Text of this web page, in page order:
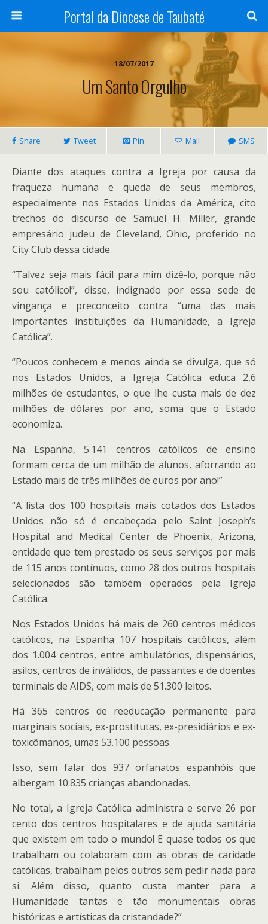
Portal da Diocese de Taubaté
18/07/2017
Um Santo Orgulho
Share Tweet Pin Mail SMS
Diante dos ataques contra a Igreja por causa da
fraqueza humana e queda de seus membros,
especialmente nos Estados Unidos da América, cito
trechos do discurso de Samuel H. Miller, grande
empresário judeu de Cleveland, Ohio, proferido no
City Club dessa cidade.
“Talvez seja mais fácil para mim dizê-lo, porque não
sou católico!”, disse, indignado por essa sede de
vingança e preconceito contra “uma das mais
importantes instituições da Humanidade, a Igreja
Católica”.
“Poucos conhecem e menos ainda se divulga, que só
nos Estados Unidos, a Igreja Católica educa 2,6
milhões de estudantes, o que lhe custa mais de dez
milhões de dólares por ano, soma que o Estado
economiza.
Na Espanha, 5.141 centros católicos de ensino
formam cerca de um milhão de alunos, aforrando ao
Estado mais de três milhões de euros por ano!”
“A lista dos 100 hospitais mais cotados dos Estados
Unidos não só é encabeçada pelo Saint Joseph’s
Hospital and Medical Center de Phoenix, Arizona,
entidade que tem prestado os seus serviços por mais
de 115 anos contínuos, como 28 dos outros hospitais
selecionados são também operados pela Igreja
Católica.
Nos Estados Unidos há mais de 260 centros médicos
católicos, na Espanha 107 hospitais católicos, além
dos 1.004 centros, entre ambulatórios, dispensários,
asilos, centros de inválidos, de passantes e de doentes
terminais de AIDS, com mais de 51.300 leitos.
Há 365 centros de reeducação permanente para
marginais sociais, ex-prostitutas, ex-presidiários e ex-
toxicômanos, umas 53.100 pessoas.
Isso, sem falar dos 937 orfanatos espanhóis que
albergam 10.835 crianças abandonadas.
No total, a Igreja Católica administra e serve 26 por
cento dos centros hospitalares e de ajuda sanitária
que existem em todo o mundo! E quase todos os que
trabalham ou colaboram com as obras de caridade
católicas, trabalham pelos outros sem pedir nada para
si. Além disso, quanto custa manter para a
Humanidade tantas e tão monumentais obras
históricas e artísticas da cristandade?”